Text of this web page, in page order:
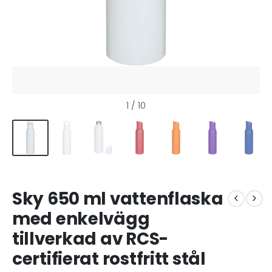
1 / 10
Sky 650 ml vattenflaska
med enkelvägg
tillverkad av RCS-
certifierat rostfritt stål